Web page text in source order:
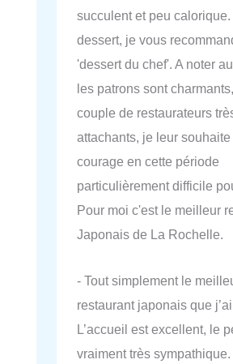
succulent et peu calorique.
dessert, je vous
'dessert du chef'. A noter
les patrons sont
couple de restaurateurs
attachants, je leur souhaite
courage en cette période
particulièrement difficile
Pour moi c'est le meilleur
Japonais de La Rochelle.
- Tout simplement le
restaurant japonais que
L’accueil est excellent, le
vraiment très